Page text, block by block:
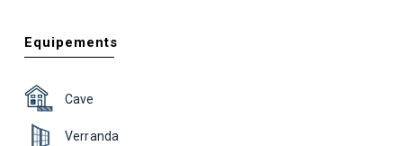
Equipements
Cave
Verranda